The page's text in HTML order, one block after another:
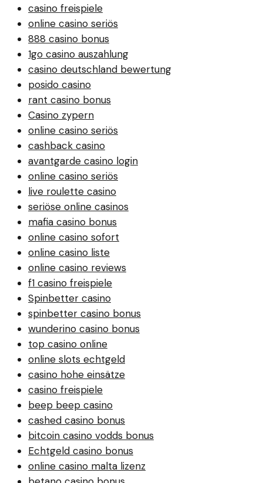
casino freispiele
online casino seriös
888 casino bonus
1go casino auszahlung
casino deutschland bewertung
posido casino
rant casino bonus
Casino zypern
online casino seriös
cashback casino
avantgarde casino login
online casino seriös
live roulette casino
seriöse online casinos
mafia casino bonus
online casino sofort
online casino liste
online casino reviews
f1 casino freispiele
Spinbetter casino
spinbetter casino bonus
wunderino casino bonus
top casino online
online slots echtgeld
casino hohe einsätze
casino freispiele
beep beep casino
cashed casino bonus
bitcoin casino vodds bonus
Echtgeld casino bonus
online casino malta lizenz